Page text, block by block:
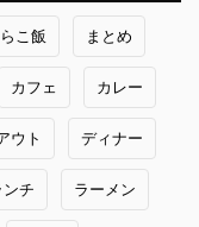
こ飯 まとめ
カフェ カレー
ウト ディナー
ンチ ラーメン